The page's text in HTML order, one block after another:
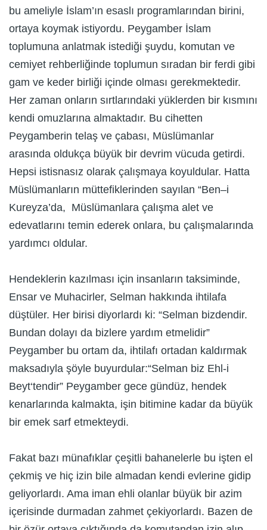
bu ameliyle İslam’ın esaslı programlarından birini,
ortaya koymak istiyordu. Peygamber İslam
toplumuna anlatmak istediği şuydu, komutan ve
cemiyet rehberliğinde toplumun sıradan bir ferdi gibi
gam ve keder birliği içinde olması gerekmektedir.
Her zaman onların sırtlarındaki yüklerden bir kısmını
kendi omuzlarına almaktadır. Bu cihetten
Peygamberin telaş ve çabası, Müslümanlar
arasında oldukça büyük bir devrim vücuda getirdi.
Hepsi istisnasız olarak çalışmaya koyuldular. Hatta
Müslümanların müttefiklerinden sayılan “Ben–i
Kureyza’da, Müslümanlara çalışma alet ve
edevatlarını temin ederek onlara, bu çalışmalarında
yardımcı oldular.
Hendeklerin kazılması için insanların taksiminde,
Ensar ve Muhacirler, Selman hakkında ihtilafa
düştüler. Her birisi diyorlardı ki: “Selman bizdendir.
Bundan dolayı da bizlere yardım etmelidir”
Peygamber bu ortam da, ihtilafı ortadan kaldırmak
maksadıyla şöyle buyurdular:“Selman biz Ehl-i
Beyt‘tendir” Peygamber gece gündüz, hendek
kenarlarında kalmakta, işin bitimine kadar da büyük
bir emek sarf etmekteydi.
Fakat bazı münafıklar çeşitli bahanelerle bu işten el
çekmiş ve hiç izin bile almadan kendi evlerine gidip
geliyorlardı. Ama iman ehli olanlar büyük bir azim
içerisinde durmadan zahmet çekiyorlardı. Bazen de